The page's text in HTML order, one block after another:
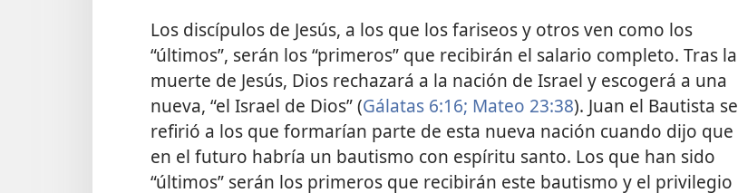
Los discípulos de Jesús, a los que los fariseos y otros ven como los
“últimos”, serán los “primeros” que recibirán el salario completo. Tras la
muerte de Jesús, Dios rechazará a la nación de Israel y escogerá a una
nueva, “el Israel de Dios” (Gálatas 6:16; Mateo 23:38). Juan el Bautista se
refirió a los que formarían parte de esta nueva nación cuando dijo que
en el futuro habría un bautismo con espíritu santo. Los que han sido
“últimos” serán los primeros que recibirán este bautismo y el privilegio